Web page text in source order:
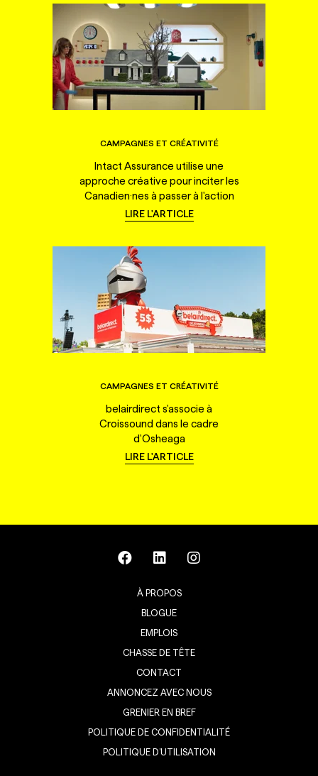
CAMPAGNES ET CRÉATIVITÉ
Intact Assurance utilise une
approche créative pour inciter les
Canadien·nes à passer à l'action
LIRE L'ARTICLE
CAMPAGNES ET CRÉATIVITÉ
belairdirect s'associe à
Croissound dans le cadre
d'Osheaga
LIRE L'ARTICLE
À PROPOS
BLOGUE
EMPLOIS
CHASSE DE TÊTE
CONTACT
ANNONCEZ AVEC NOUS
GRENIER EN BREF
POLITIQUE DE CONFIDENTIALITÉ
POLITIQUE D’UTILISATION